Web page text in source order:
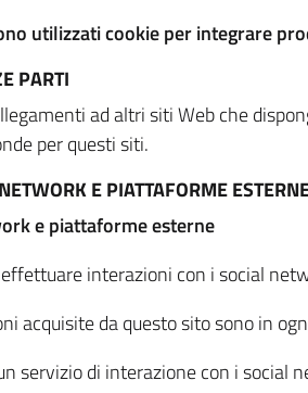
utilizzati cookie per integrare
PARTI
ad altri siti Web che
per questi siti.
E PIATTAFORME
e piattaforme esterne
interazioni con i social
acquisite da questo sito sono in
servizio di interazione con i social